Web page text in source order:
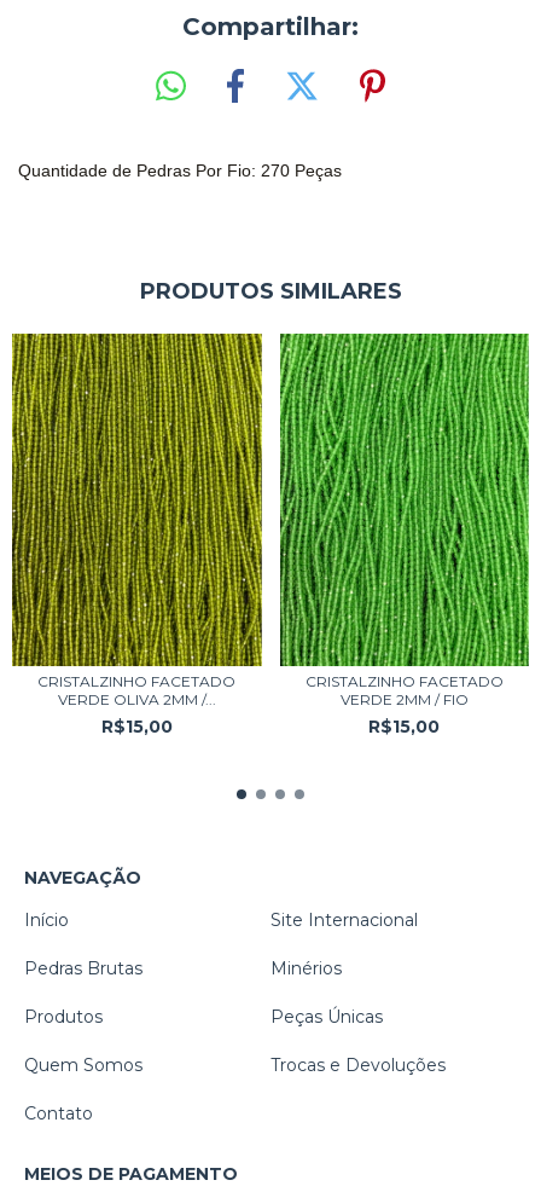
Compartilhar:
Quantidade de Pedras Por Fio: 270 Peças
PRODUTOS SIMILARES
CRISTALZINHO FACETADO
VERDE OLIVA 2MM /...
R$15,00
CRISTALZINHO FACETADO
VERDE 2MM / FIO
R$15,00
NAVEGAÇÃO
Início
Site Internacional
Pedras Brutas Minérios
Produtos Peças Únicas
Quem Somos Trocas e Devoluções
Contato
MEIOS DE PAGAMENTO